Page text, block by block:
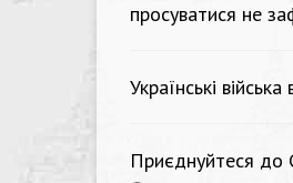
просуватися не
Українські
Приєднуйтеся до